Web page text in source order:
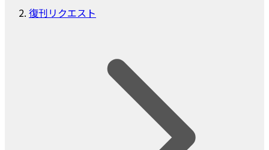
復刊リクエスト